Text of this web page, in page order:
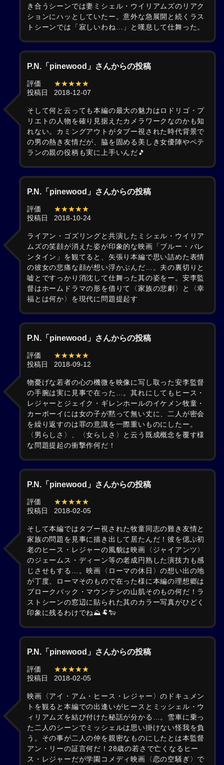
き合うシーンでは妻ミシェル・ウイリアムズのリアク
ションにハッとしていたー。意外な急展開と続くラス
トシーンでは「寂しいわね…」と嘆息して仕舞った。
P.N.「pinewood」さんからの投稿
評価
★★★★★
投稿日
2018-12-07
そして何と云っても本編の最大の魅力はロドリゴ・プ
リエトの人物を確り見据えたカメラワークなのかも知
れない。カミングアウトがタブー視された時代背景で
の男の熱き友情だが、脇を固める美しき女優陣やベテ
ランの親の役柄も実に上手いんだ🎵
P.N.「pinewood」さんからの投稿
評価
★★★★★
投稿日
2018-10-24
ライアン・ゴズリングと共演したミシェル・ウイリア
ムズの笑顔が消えた姿が印象的な映画「ブルー・バレ
ンタイン」を観てると、矢張り本編で思い詰めた表情
の彼女の悲痛な顔が想い浮かぶんだ…。夫の裏切りと
嘘とですっかり消沈して仕舞った其の姿をー。安李監
督はホームドラマの形を借りて〈家族の悲劇〉と〈幸
福とは何か〉を現代に問題提起す
P.N.「pinewood」さんからの投稿
評価
★★★★★
投稿日
2018-09-12
物憂げな若者の心の機微を映像に写し取った安李監督
の手腕は実に見事で在った…。其れにしてもヒース・
レジャーとジェイク・ギレンホールのイケメン牧童・
カーボーイには女の子が黙って無い丈に、二人が密会
を繰り返すのは罪の意識を一際重いものにしたー。
〈男らしさ〉、〈女らしさ〉と云う既成概念を覆す様
な問題提起の衝撃作何だ！
P.N.「pinewood」さんからの投稿
評価
★★★★★
投稿日
2018-02-05
そして本編ではタブー視された牧童同志の難き友情と
家族の問題を見事に描き出して居たんだ！彼を偲ぶ初
老のヒース・レジャーの風貌は映画〈ジャイアンツ〉
のジェームス・ディーン等の老成円熟した演技力も感
じさせもする…。映画〈ローマの休日〉の想い出の地
が丁度、ローマそのもので在った様に本編の理想郷は
ブロークバック・マウンテンの山肌そのもの何だ！ラ
ストシーンの窓辺に貼られた其のカラー写真がひどく
印象に残るわけでね⛰️🐏🐑
P.N.「pinewood」さんからの投稿
評価
★★★★★
投稿日
2018-02-05
映画〈アイ・アム・ヒース・レジャー〉のドキュメン
トを観ると本編での出逢いがヒースとミッシェル・ウ
ィリアムズを結び付けた秘話が分かる…。雪車に乗っ
た二人のシーンでミッシェルは思い掛けない怪我を負
う。その事が二人の仲を親密なものにしたとは本監督
アン・リーの証言何だ！28歳の若さで亡くなるヒー
ス・レジャーだが学園コメディ映画〈恋の空騒ぎ〉で